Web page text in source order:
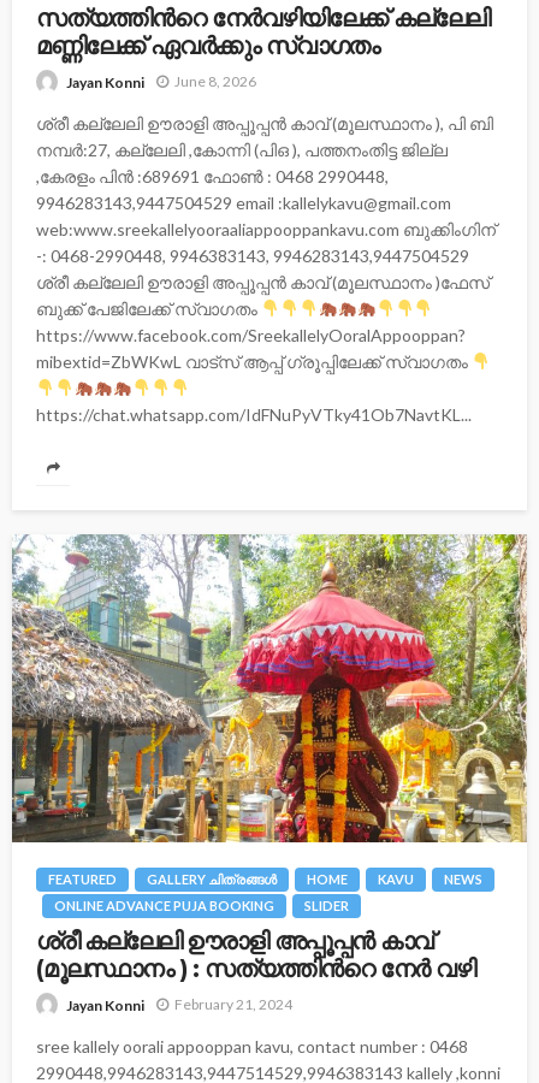
സത്യത്തിന്‍റെ നേര്‍വഴിയിലേക്ക് കല്ലേലി
മണ്ണിലേക്ക് ഏവർക്കും സ്വാഗതം
Jayan Konni June 8, 2026
ശ്രീ കല്ലേലി ഊരാളി അപ്പൂപ്പന്‍ കാവ് (മൂലസ്ഥാനം ), പി ബി
നമ്പർ:27, കല്ലേലി ,കോന്നി (പിഒ ), പത്തനംതിട്ട ജില്ല
,കേരളം പിന്‍ :689691 ഫോണ്‍ : 0468 2990448,
9946283143,9447504529 email :kallelykavu@gmail.com
web:www.sreekallelyooraaliappooppankavu.com ബുക്കിംഗിന്
-: 0468-2990448, 9946383143, 9946283143,9447504529
ശ്രീ കല്ലേലി ഊരാളി അപ്പൂപ്പൻ കാവ് (മൂലസ്ഥാനം )ഫേസ്
ബുക്ക്‌ പേജിലേക്ക് സ്വാഗതം
https://www.facebook.com/SreekallelyOoralAppooppan?
mibextid=ZbWKwL വാട്സ് ആപ്പ് ഗ്രൂപ്പിലേക്ക് സ്വാഗതം
https://chat.whatsapp.com/IdFNuPyVTky41Ob7NavtKL...
FEATURED GALLERY ചിത്രങ്ങള്‍ HOME KAVU
NEWS
ONLINE ADVANCE PUJA BOOKING
SLIDER
ശ്രീ കല്ലേലി ഊരാളി അപ്പൂപ്പന്‍ കാവ്
(മൂലസ്ഥാനം ) : സത്യത്തിന്‍റെ നേര്‍ വഴി
Jayan Konni February 21, 2024
sree kallely oorali appooppan kavu, contact number : 0468
2990448,9946283143,9447514529,9946383143 kallely ,konni